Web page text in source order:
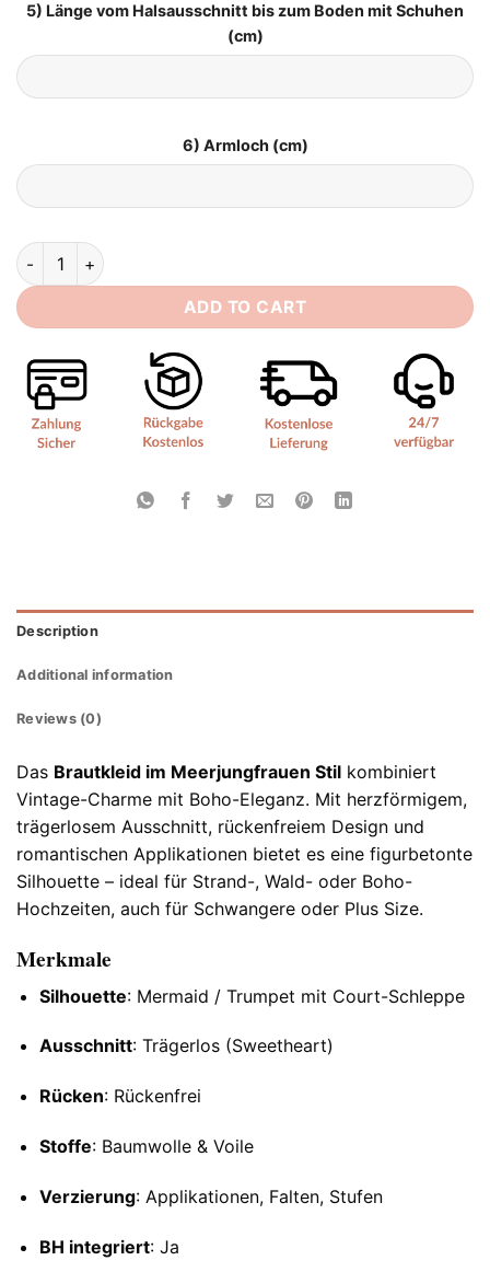
5) Länge vom Halsausschnitt bis zum Boden mit Schuhen
(cm)
6) Armloch (cm)
Brautkleid im Meerjungfrauen Stil quantity
ADD TO CART
Description
Additional information
Reviews (0)
Das Brautkleid im Meerjungfrauen Stil kombiniert
Vintage-Charme mit Boho-Eleganz. Mit herzförmigem,
trägerlosem Ausschnitt, rückenfreiem Design und
romantischen Applikationen bietet es eine figurbetonte
Silhouette – ideal für Strand-, Wald- oder Boho-
Hochzeiten, auch für Schwangere oder Plus Size.
Merkmale
Silhouette: Mermaid / Trumpet mit Court-Schleppe
Ausschnitt: Trägerlos (Sweetheart)
Rücken: Rückenfrei
Stoffe: Baumwolle & Voile
Verzierung: Applikationen, Falten, Stufen
BH integriert: Ja